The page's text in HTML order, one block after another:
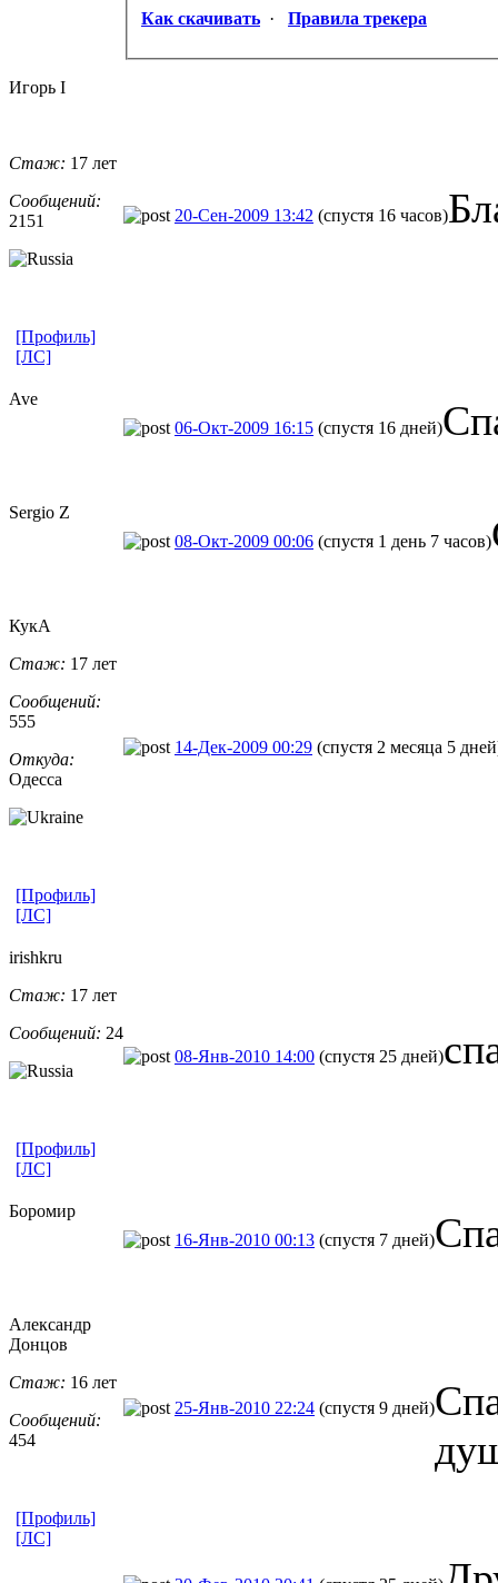
Как скачивать · Правила трекера
Игорь I
Стаж: 17 лет
Сообщений:
2151
20-Сен-2009 13:42 (спустя 16 часов)
[Профиль]
[ЛС]
Ave
06-Окт-2009 16:15 (спустя 16 дней)
Sergio Z
08-Окт-2009 00:06 (спустя 1 день 7 часов)
КукА
Стаж: 17 лет
Сообщений:
555
Откуда:
Одесса
14-Дек-2009 00:29 (спустя 2 месяца 5
[Профиль]
[ЛС]
irishkru
Стаж: 17 лет
Сообщений: 24
08-Янв-2010 14:00 (спустя 25 дней)
[Профиль]
[ЛС]
Боромир
16-Янв-2010 00:13 (спустя 7 дней)
Александр
Донцов
Стаж: 16 лет
Сообщений:
454
25-Янв-2010 22:24 (спустя 9 дней)
[Профиль]
[ЛС]